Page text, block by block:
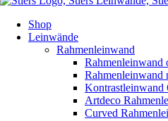
Shop
Leinwände
Rahmenleinwand
Rahmenleinwand
Rahmenleinwand
Kontrastleinwand
Artdeco
Curved